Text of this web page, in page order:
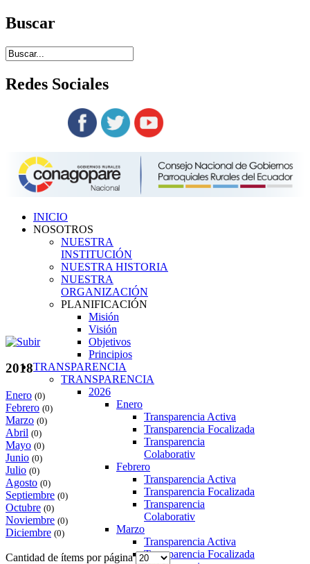
Buscar
Redes Sociales
INICIO
NOSOTROS
NUESTRA
INSTITUCIÓN
NUESTRA HISTORIA
NUESTRA
ORGANIZACIÓN
PLANIFICACIÓN
Misión
Visión
Objetivos
Principios
TRANSPARENCIA
TRANSPARENCIA
2026
Enero
Transparencia Activa
Transparencia Focalizada
Transparencia
Colaborativ
Febrero
Transparencia Activa
Transparencia Focalizada
Transparencia
Colaborativ
Marzo
Transparencia Activa
Transparencia Focalizada
2018
Enero (0)
Febrero (0)
Marzo (0)
Abril (0)
Mayo (0)
Junio (0)
Julio (0)
Agosto (0)
Septiembre (0)
Octubre (0)
Noviembre (0)
Diciembre (0)
Cantidad de ítems por página